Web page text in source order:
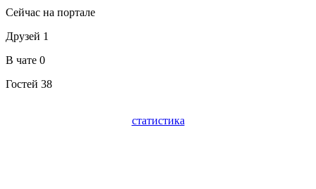
Сейчас на портале
Друзей 1
В чате 0
Гостей 38
статистика